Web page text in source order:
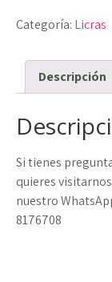
hombre
Categoría: Licras
Descripción
Si tienes
quieres
nuestro
8176708